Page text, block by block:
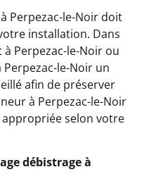
Perpezac-le-Noir doit
installation. Dans
à Perpezac-le-Noir ou
Perpezac-le-Noir un
afin de préserver
à Perpezac-le-Noir
selon votre
débistrage à